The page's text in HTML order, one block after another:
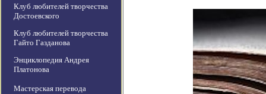
Клуб любителей творчества
Достоевского
Клуб любителей творчества
Гайто Газданова
Энциклопедия Андрея
Платонова
Мастерская перевода